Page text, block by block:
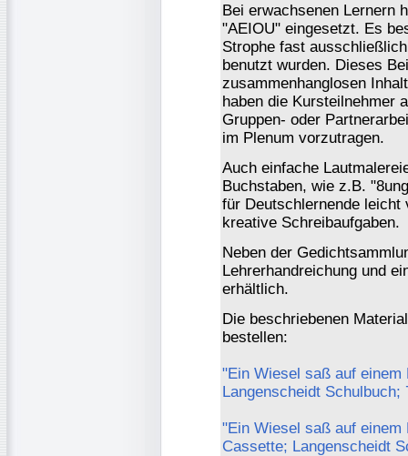
Bei erwachsenen Lernern
"AEIOU" eingesetzt. Es
Strophe fast
benutzt wurden. Dieses
zusammenhanglosen
haben die Kursteilnehmer
Gruppen- oder
im Plenum vorzutragen.
Auch einfache
Buchstaben, wie z.B.
für Deutschlernende
kreative Schreibaufgaben.
Neben der
Lehrerhandreichung und
erhältlich.
Die beschriebenen
bestellen:
"Ein Wiesel saß auf
Langenscheidt Schulbuch;
"Ein Wiesel saß auf
Cassette; Langenscheidt